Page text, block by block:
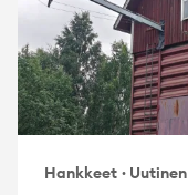
Hankkeet · Uutinen